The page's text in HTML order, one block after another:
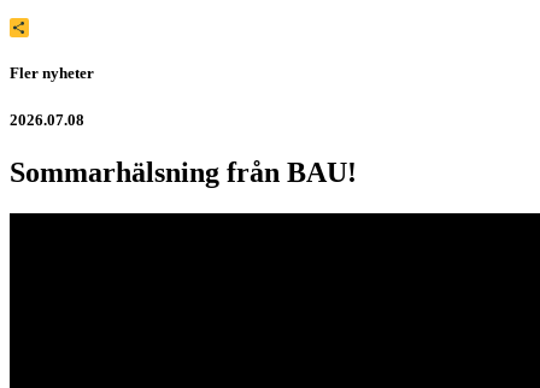
Fler nyheter
2026.07.08
Sommarhälsning från BAU!